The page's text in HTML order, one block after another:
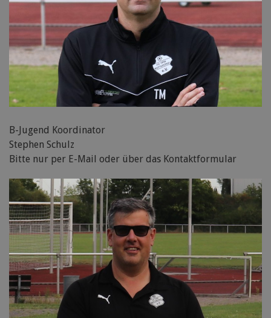
B-Jugend Koordinator
Stephen Schulz
Bitte nur per E-Mail oder über das Kontaktformular